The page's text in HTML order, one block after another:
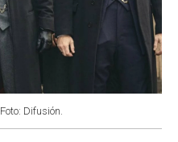
Foto: Difusión.